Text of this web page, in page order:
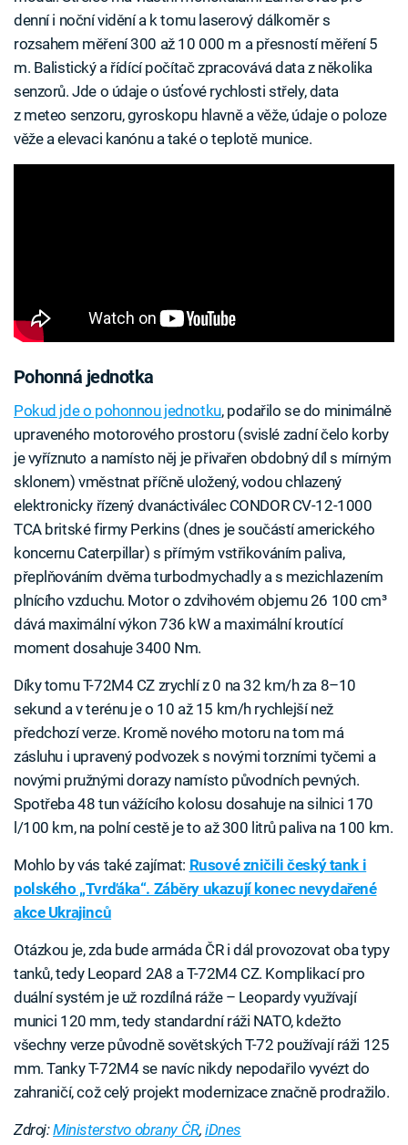
denní i noční vidění a k tomu laserový dálkoměr s
rozsahem měření 300 až 10 000 m a přesností měření 5
m. Balistický a řídící počítač zpracovává data z několika
senzorů. Jde o údaje o úsťové rychlosti střely, data
z meteo senzoru, gyroskopu hlavně a věže, údaje o poloze
věže a elevaci kanónu a také o teplotě munice.
Pohonná jednotka
Pokud jde o pohonnou jednotku, podařilo se do minimálně
upraveného motorového prostoru (svislé zadní čelo korby
je vyříznuto a namísto něj je přivařen obdobný díl s mírným
sklonem) vměstnat příčně uložený, vodou chlazený
elektronicky řízený dvanáctiválec CONDOR CV-12-1000
TCA britské firmy Perkins (dnes je součástí amerického
koncernu Caterpillar) s přímým vstřikováním paliva,
přeplňováním dvěma turbodmychadly a s mezichlazením
plnícího vzduchu. Motor o zdvihovém objemu 26 100 cm³
dává maximální výkon 736 kW a maximální kroutící
moment dosahuje 3400 Nm.
Díky tomu T-72M4 CZ zrychlí z 0 na 32 km/h za 8–10
sekund a v terénu je o 10 až 15 km/h rychlejší než
předchozí verze. Kromě nového motoru na tom má
zásluhu i upravený podvozek s novými torzními tyčemi a
novými pružnými dorazy namísto původních pevných.
Spotřeba 48 tun vážícího kolosu dosahuje na silnici 170
l/100 km, na polní cestě je to až 300 litrů paliva na 100 km.
Mohlo by vás také zajímat: Rusové zničili český tank i
polského „Tvrďáka“. Záběry ukazují konec nevydařené
akce Ukrajinců
Otázkou je, zda bude armáda ČR i dál provozovat oba typy
tanků, tedy Leopard 2A8 a T-72M4 CZ. Komplikací pro
duální systém je už rozdílná ráže – Leopardy využívají
munici 120 mm, tedy standardní ráži NATO, kdežto
všechny verze původně sovětských T-72 používají ráži 125
mm. Tanky T-72M4 se navíc nikdy nepodařilo vyvézt do
zahraničí, což celý projekt modernizace značně prodražilo.
Zdroj:Ministerstvo obrany ČR, iDnes